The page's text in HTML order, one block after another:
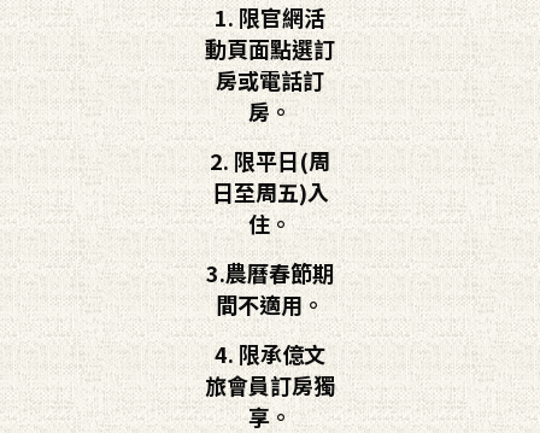
1. 限官網活
動頁面點選訂
房或電話訂
房。
2. 限平日(周
日至周五)入
住。
3.農曆春節期
間不適用。
4. 限承億文
旅會員訂房獨
享。